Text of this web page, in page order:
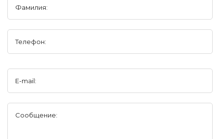
Фамилия:
Телефон:
E-mail:
Сообщение: